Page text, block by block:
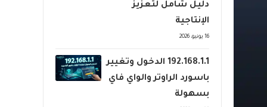
دليل شامل لتعزيز
الإنتاجية
16 يونيو، 2026
192.168.1.1 الدخول وتغيير
باسورد الراوتر والواي فاي
بسهولة